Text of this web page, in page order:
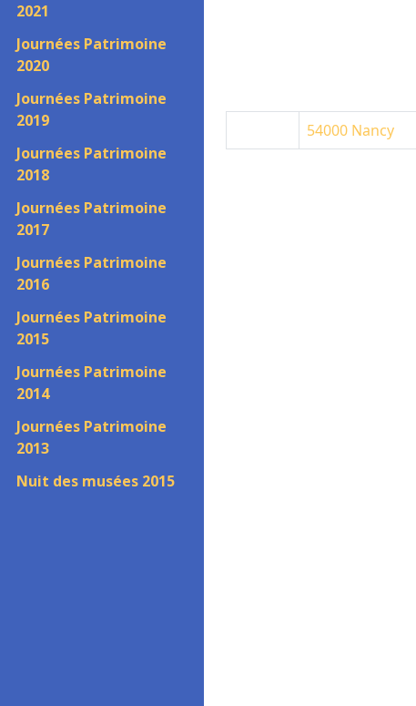
2021
Journées Patrimoine
2020
Journées Patrimoine
2019
Journées Patrimoine
2018
Journées Patrimoine
2017
Journées Patrimoine
2016
Journées Patrimoine
2015
Journées Patrimoine
2014
Journées Patrimoine
2013
Nuit des musées 2015
54000 Nancy